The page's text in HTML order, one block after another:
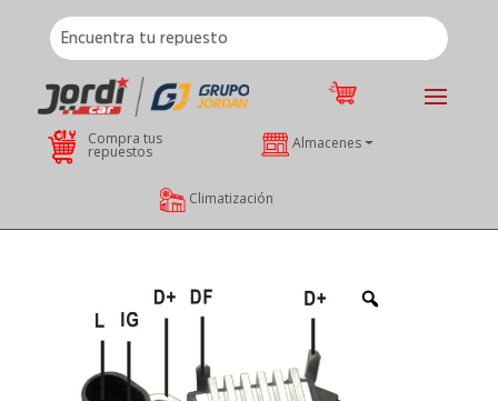
Compra tus
repuestos Almacenes
Climatización